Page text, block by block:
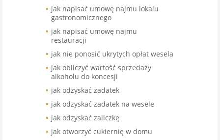
jak napisać umowę najmu lokalu
gastronomicznego
jak napisać umowę najmu
restauracji
jak nie ponosić ukrytych opłat wesela
jak obliczyć wartość sprzedaży
alkoholu do koncesji
jak odzyskać zadatek
jak odzyskać zadatek na wesele
jak odzyskać zaliczkę
jak otworzyć cukiernię w domu